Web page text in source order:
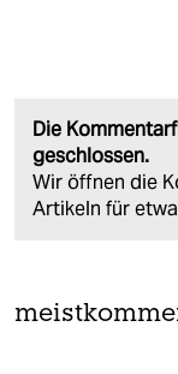
Die
geschlossen.
Wir öffnen die
Artikeln für